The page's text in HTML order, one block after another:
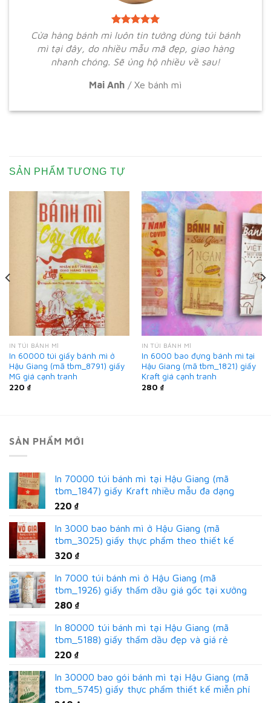
Cửa hàng bánh mì luôn tin tưởng dùng túi bánh
mì tại đây, do nhiều mẫu mã đẹp, giao hàng
nhanh chóng. Sẽ ủng hộ nhiều về sau!
Mai Anh / Xe bánh mì
SẢN PHẨM TƯƠNG TỰ
IN TÚI BÁNH MÌ
In 60000 túi giấy bánh mì ở
Hậu Giang (mã tbm_8791) giấy
MG giá cạnh tranh
220 ₫
IN TÚI BÁNH MÌ
In 6000 bao đựng bánh mì tại
Hậu Giang (mã tbm_1821) giấy
Kraft giá cạnh tranh
280 ₫
SẢN PHẨM MỚI
In 70000 túi bánh mì tại Hậu Giang (mã
tbm_1847) giấy Kraft nhiều mẫu đa dạng
220 ₫
In 3000 bao bánh mì ở Hậu Giang (mã
tbm_3025) giấy thực phẩm theo thiết kế
320 ₫
In 7000 túi bánh mì ở Hậu Giang (mã
tbm_1926) giấy thấm dầu giá gốc tại xưởng
280 ₫
In 80000 túi bánh mì tại Hậu Giang (mã
tbm_5188) giấy thấm dầu đẹp và giá rẻ
220 ₫
In 30000 bao gói bánh mì tại Hậu Giang (mã
tbm_5745) giấy thực phẩm thiết kế miễn phí